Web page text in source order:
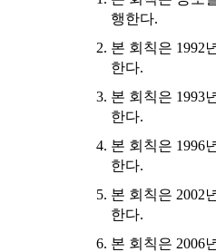
행한다.
본 회칙은 1992
한다.
본 회칙은 1993
한다.
본 회칙은 1996
한다.
본 회칙은 2002
한다.
본 회칙은 2006